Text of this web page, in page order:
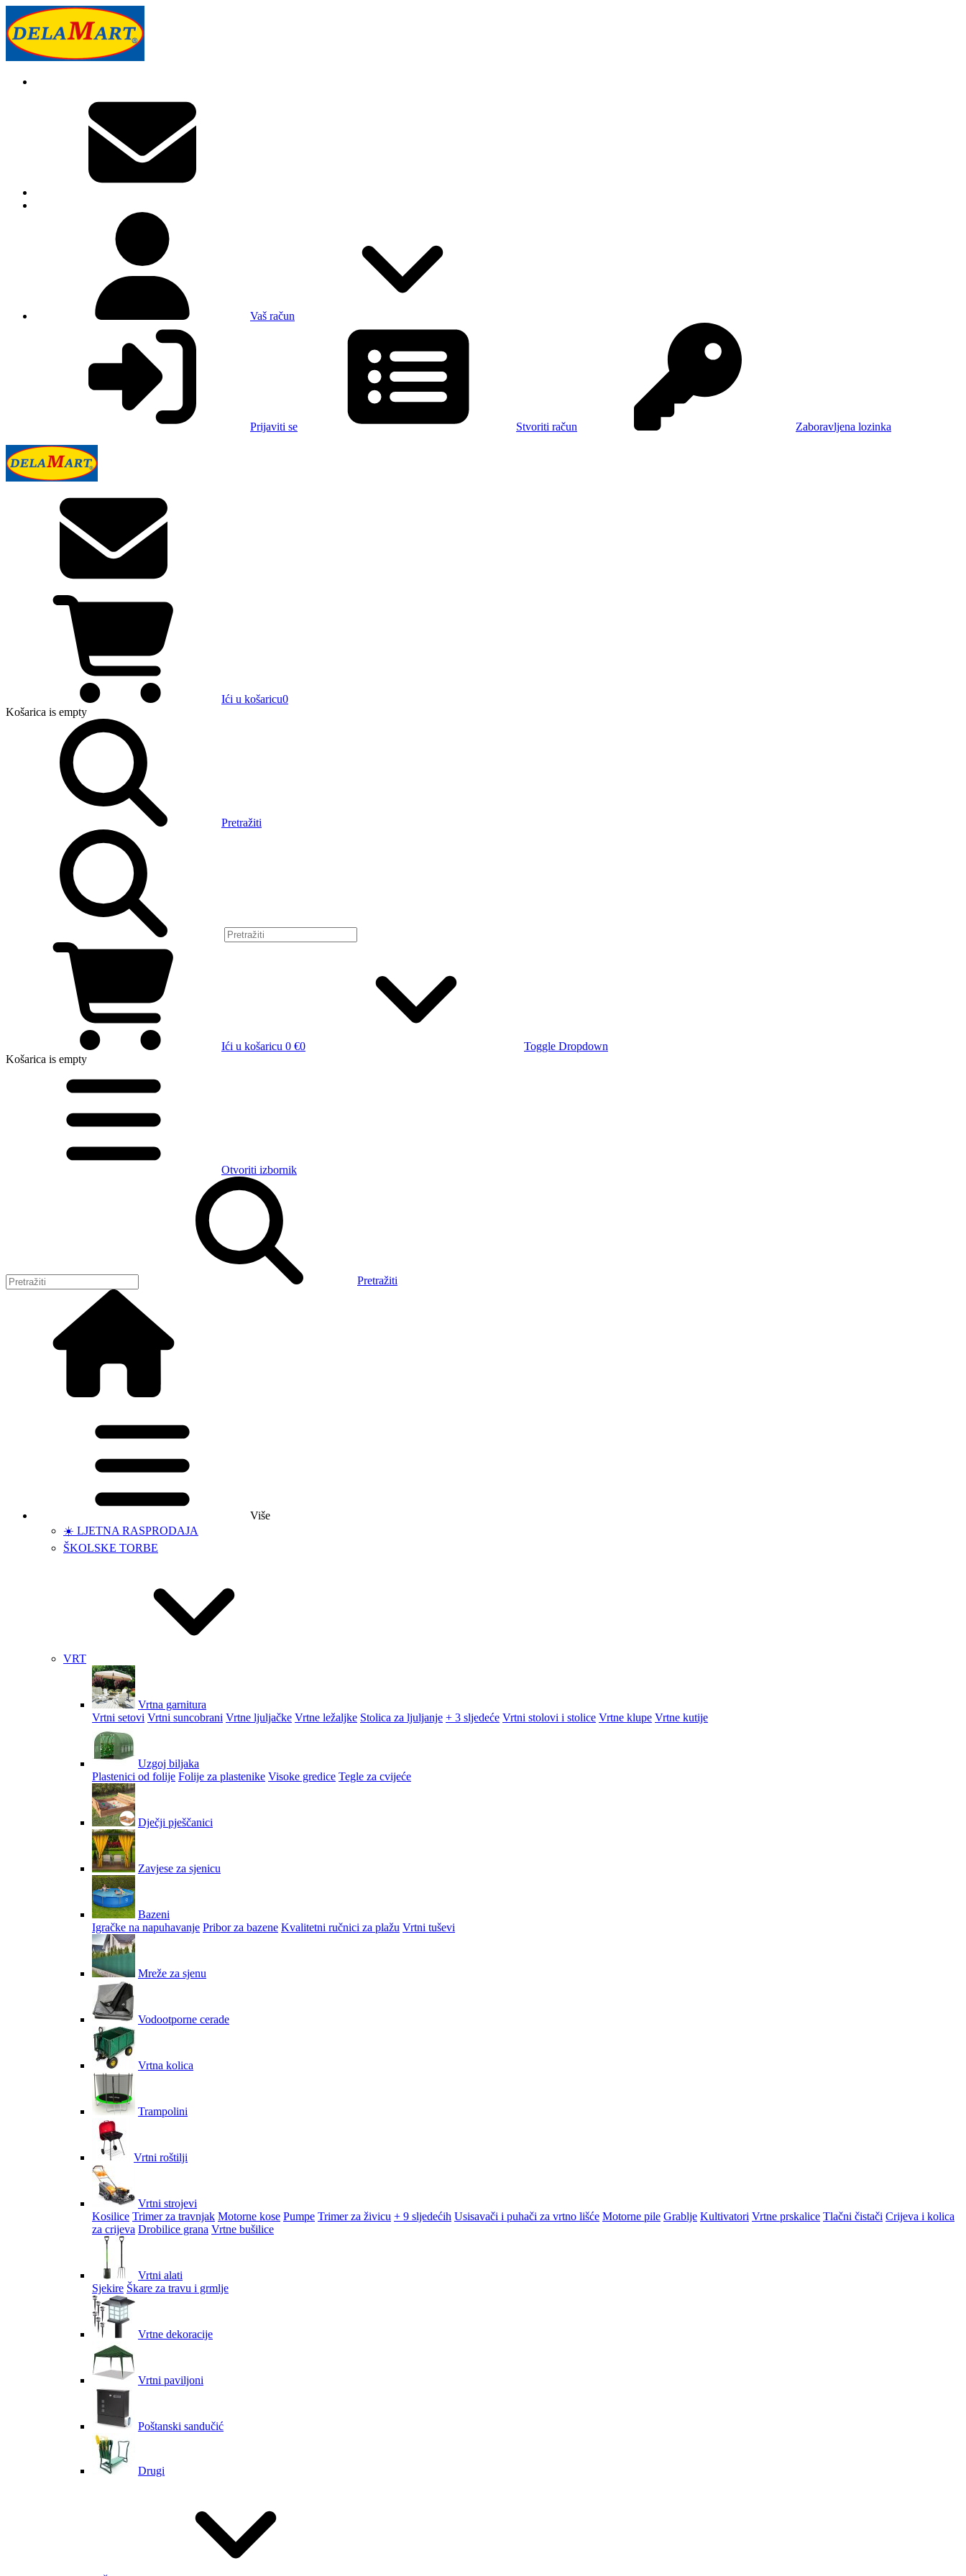
Vaš račun
Prijaviti se Stvoriti račun Zaboravljena lozinka
Ići u košaricu0
Košarica is empty
Pretražiti
Ići u košaricu 0 €0
Toggle Dropdown
Košarica is empty
Otvoriti izbornik
Pretražiti
Više
☀️ LJETNA RASPRODAJA
ŠKOLSKE TORBE
VRT
Vrtna garnitura
Vrtni setovi Vrtni suncobrani Vrtne ljuljačke Vrtne ležaljke Stolica za ljuljanje + 3 sljedeće Vrtni stolovi i stolice Vrtne klupe Vrtne kutije
Uzgoj biljaka
Plastenici od folije Folije za plastenike Visoke gredice Tegle za cvijeće
Dječji pješčanici
Zavjese za sjenicu
Bazeni
Igračke na napuhavanje Pribor za bazene Kvalitetni ručnici za plažu Vrtni tuševi
Mreže za sjenu
Vodootporne cerade
Vrtna kolica
Trampolini
Vrtni roštilji
Vrtni strojevi
Kosilice Trimer za travnjak Motorne kose Pumpe Trimer za živicu + 9 sljedećih Usisavači i puhači za vrtno lišće Motorne pile Grablje Kultivatori Vrtne prskalice Tlačni čistači Crijeva i kolica
za crijeva Drobilice grana Vrtne bušilice
Vrtni alati
Sjekire Škare za travu i grmlje
Vrtne dekoracije
Vrtni paviljoni
Poštanski sandučić
Drugi